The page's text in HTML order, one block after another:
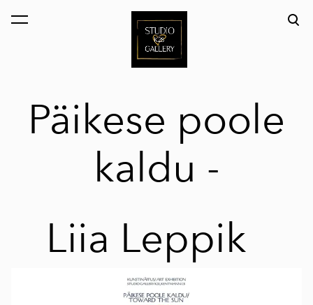
lisati ostukorvi. Vaata ostukorvi
Päikese poole
kaldu -
Liia Leppik